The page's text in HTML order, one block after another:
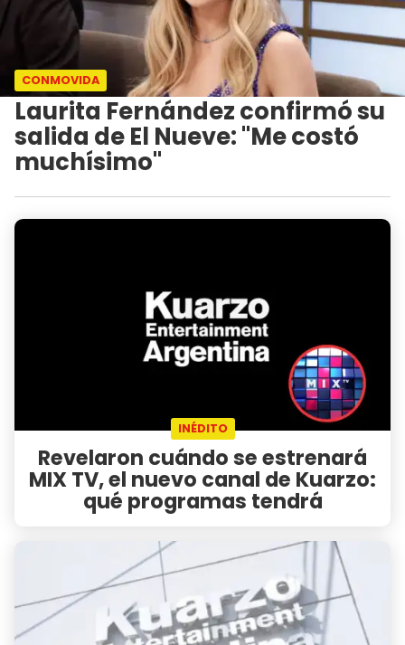
CONMOVIDA
Laurita Fernández confirmó su
salida de El Nueve: "Me costó
muchísimo"
INÉDITO
Revelaron cuándo se estrenará
MIX TV, el nuevo canal de Kuarzo:
qué programas tendrá